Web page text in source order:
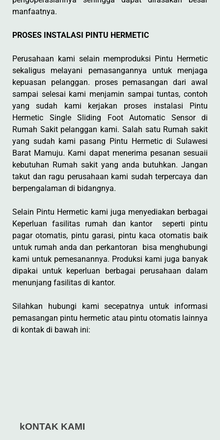
manfaatnya.
PROSES INSTALASI PINTU HERMETIC
Perusahaan kami selain memproduksi Pintu Hermetic
sekaligus melayani pemasangannya untuk menjaga
kepuasan pelanggan. proses pemasangan dari awal
sampai selesai kami menjamin sampai tuntas, contoh
yang sudah kami kerjakan proses instalasi Pintu
Hermetic Single Sliding Foot Automatic Sensor di
Rumah Sakit pelanggan kami. Salah satu Rumah sakit
yang sudah kami pasang Pintu Hermetic di Sulawesi
Barat Mamuju. Kami dapat menerima pesanan sesuaii
kebutuhan Rumah sakit yang anda butuhkan. Jangan
takut dan ragu perusahaan kami sudah terpercaya dan
berpengalaman di bidangnya.
Selain Pintu Hermetic kami juga menyediakan berbagai
Keperluan fasilitas rumah dan kantor seperti pintu
pagar otomatis, pintu garasi, pintu kaca otomatis baik
untuk rumah anda dan perkantoran bisa menghubungi
kami untuk pemesanannya. Produksi kami juga banyak
dipakai untuk keperluan berbagai perusahaan dalam
menunjang fasilitas di kantor.
Silahkan hubungi kami secepatnya untuk informasi
pemasangan pintu hermetic atau pintu otomatis lainnya
di kontak di bawah ini:
kONTAK KAMI